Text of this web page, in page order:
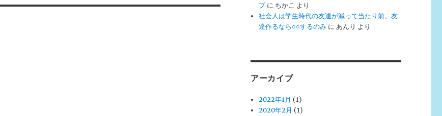
プに ちかこ より
社会人は学生時代の友達が減って当たり前。友
達作るなら○○するのみ にあんり より
アーカイブ
2022年1月 (1)
2020年2月 (1)